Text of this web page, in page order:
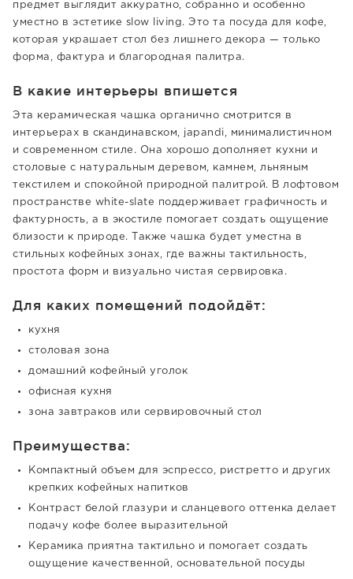
предмет выглядит аккуратно, собранно и особенно
уместно в эстетике slow living. Это та посуда для кофе,
которая украшает стол без лишнего декора — только
форма, фактура и благородная палитра.
В какие интерьеры впишется
Эта керамическая чашка органично смотрится в
интерьерах в скандинавском, japandi, минималистичном
и современном стиле. Она хорошо дополняет кухни и
столовые с натуральным деревом, камнем, льняным
текстилем и спокойной природной палитрой. В лофтовом
пространстве white-slate поддерживает графичность и
фактурность, а в экостиле помогает создать ощущение
близости к природе. Также чашка будет уместна в
стильных кофейных зонах, где важны тактильность,
простота форм и визуально чистая сервировка.
Для каких помещений подойдёт:
кухня
столовая зона
домашний кофейный уголок
офисная кухня
зона завтраков или сервировочный стол
Преимущества:
Компактный объем для эспрессо, ристретто и других
крепких кофейных напитков
Контраст белой глазури и сланцевого оттенка делает
подачу кофе более выразительной
Керамика приятна тактильно и помогает создать
ощущение качественной, основательной посуды